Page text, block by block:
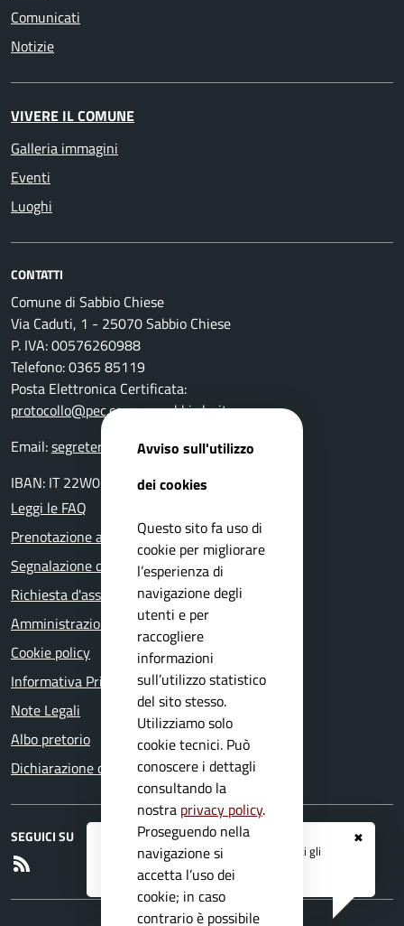
✖
Registrati ai serviziAPP IO
e ricevi tutti gli
aggiornamenti dall'Ente
Comunicati
Notizie
VIVERE IL COMUNE
Galleria immagini
Eventi
Luoghi
CONTATTI
Comune di Sabbio Chiese
Via Caduti, 1 - 25070 Sabbio Chiese
P. IVA: 00576260988
Telefono: 0365 85119
Posta Elettronica Certificata:
protocollo@pec.comune.sabbio.bs.it
Email:segreteria@comune.sabbio.bs.it
IBAN: IT 22W0359901800000000131522
Leggi le FAQ
Prenotazione appuntamento
Segnalazione disservizio
Richiesta d'assistenza
Amministrazione trasparente
Cookie policy
Informativa Privacy
Note Legali
Albo pretorio
Dichiarazione di accessibilità
SEGUICI SU
Avviso sull'utilizzo
dei cookies
Questo sito fa uso di
cookie per migliorare
l’esperienza di
navigazione degli
utenti e per
raccogliere
informazioni
sull’utilizzo statistico
del sito stesso.
Utilizziamo solo
cookie tecnici. Può
conoscere i dettagli
consultando la
nostra privacy policy.
Proseguendo nella
navigazione si
accetta l’uso dei
cookie; in caso
contrario è possibile